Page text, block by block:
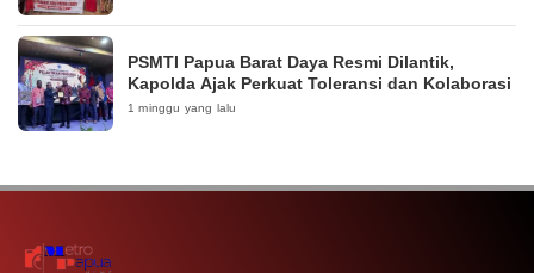
PSMTI Papua Barat Daya Resmi Dilantik,
Kapolda Ajak Perkuat Toleransi dan Kolaborasi
1 minggu yang lalu